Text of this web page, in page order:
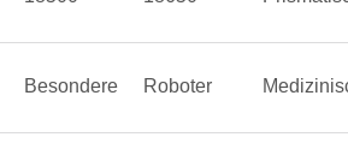
Besondere Roboter